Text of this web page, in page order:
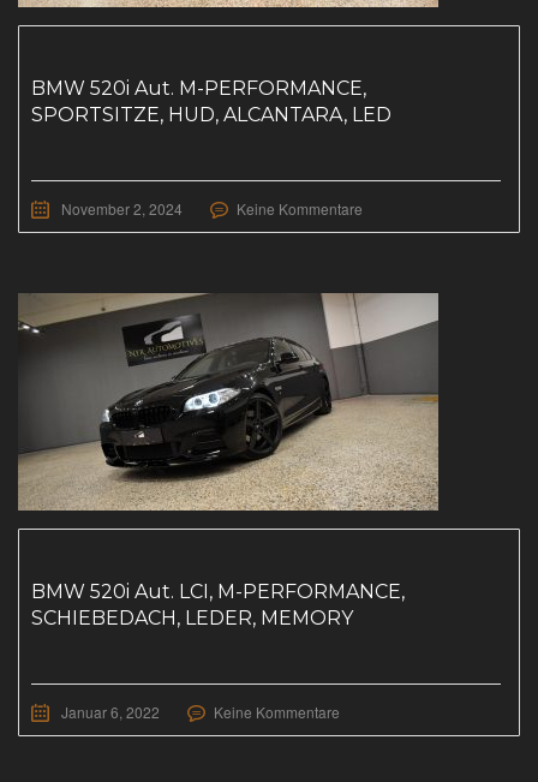
BMW 520i Aut. M-PERFORMANCE,
SPORTSITZE, HUD, ALCANTARA, LED
November 2, 2024 Keine Kommentare
BMW 520i Aut. LCI, M-PERFORMANCE,
SCHIEBEDACH, LEDER, MEMORY
Januar 6, 2022 Keine Kommentare